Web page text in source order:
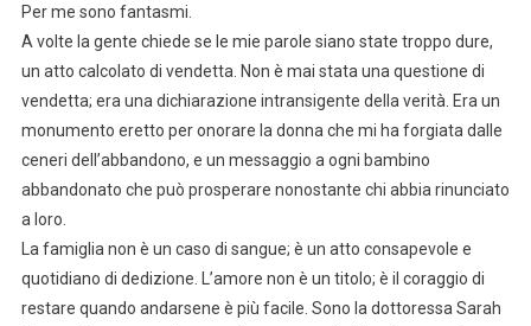
Per me sono fantasmi.
A volte la gente chiede se le mie parole siano state troppo dure,
un atto calcolato di vendetta. Non è mai stata una questione di
vendetta; era una dichiarazione intransigente della verità. Era un
monumento eretto per onorare la donna che mi ha forgiata dalle
ceneri dell’abbandono, e un messaggio a ogni bambino
abbandonato che può prosperare nonostante chi abbia rinunciato
a loro.
La famiglia non è un caso di sangue; è un atto consapevole e
quotidiano di dedizione. L’amore non è un titolo; è il coraggio di
restare quando andarsene è più facile. Sono la dottoressa Sarah